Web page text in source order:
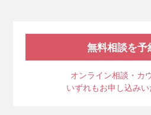
無料相談を予
オンライン相談・カ
いずれもお申し込みい